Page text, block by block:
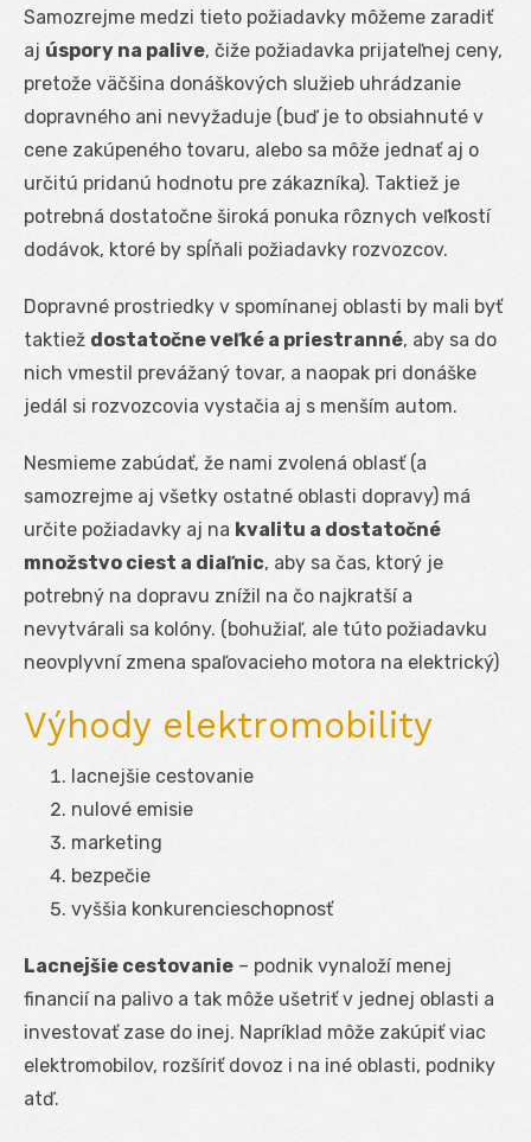
Samozrejme medzi tieto požiadavky môžeme zaradiť
aj úspory na palive, čiže požiadavka prijateľnej ceny,
pretože väčšina donáškových služieb uhrádzanie
dopravného ani nevyžaduje (buď je to obsiahnuté v
cene zakúpeného tovaru, alebo sa môže jednať aj o
určitú pridanú hodnotu pre zákazníka). Taktiež je
potrebná dostatočne široká ponuka rôznych veľkostí
dodávok, ktoré by spĺňali požiadavky rozvozcov.
Dopravné prostriedky v spomínanej oblasti by mali byť
taktiež dostatočne veľké a priestranné, aby sa do
nich vmestil prevážaný tovar, a naopak pri donáške
jedál si rozvozcovia vystačia aj s menším autom.
Nesmieme zabúdať, že nami zvolená oblasť (a
samozrejme aj všetky ostatné oblasti dopravy) má
určite požiadavky aj na kvalitu a dostatočné
množstvo ciest a diaľnic, aby sa čas, ktorý je
potrebný na dopravu znížil na čo najkratší a
nevytvárali sa kolóny. (bohužiaľ, ale túto požiadavku
neovplyvní zmena spaľovacieho motora na elektrický)
Výhody elektromobility
lacnejšie cestovanie
nulové emisie
marketing
bezpečie
vyššia konkurencieschopnosť
Lacnejšie cestovanie – podnik vynaloží menej
financií na palivo a tak môže ušetriť v jednej oblasti a
investovať zase do inej. Napríklad môže zakúpiť viac
elektromobilov, rozšíriť dovoz i na iné oblasti, podniky
atď.